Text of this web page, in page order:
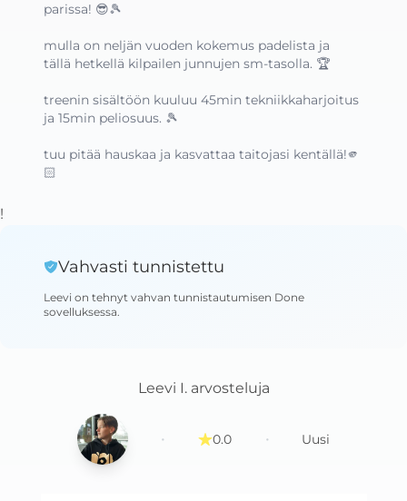
parissa! 😎🎾
mulla on neljän vuoden kokemus padelista ja
tällä hetkellä kilpailen junnujen sm-tasolla. 🏆
treenin sisältöön kuuluu 45min tekniikkaharjoitus
ja 15min peliosuus. 🎾
tuu pitää hauskaa ja kasvattaa taitojasi kentällä!🫵
🏻
!
Vahvasti tunnistettu
Leevi on tehnyt vahvan tunnistautumisen Done
sovelluksessa.
Leevi I. arvosteluja
· 0.0 · Uusi